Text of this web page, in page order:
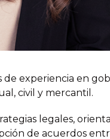
de experiencia en
civil y mercantil.
legales,
de acuerdos